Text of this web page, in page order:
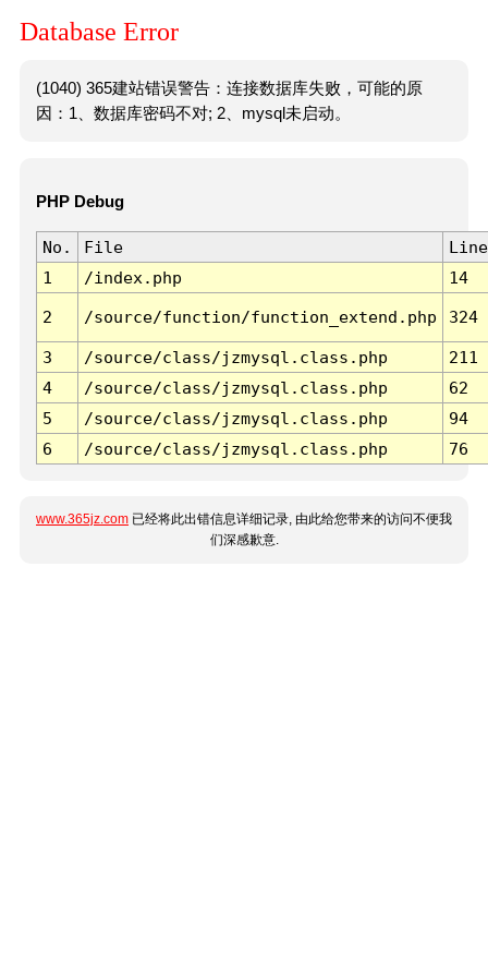
Database Error
(1040) 365建站错误警告：连接数据库失败，可能的原
因：1、数据库密码不对; 2、mysql未启动。
PHP Debug
No. File
Line
1
/index.php 14
2 /source/function/function_extend.php 324
3 /source/class/jzmysql.class.php
211
4
/source/class/jzmysql.class.php
62
5
/source/class/jzmysql.class.php
94
6
/source/class/jzmysql.class.php 76
www.365jz.com 已经将此出错信息详细记录, 由此给您带来的访问不便我
们深感歉意.